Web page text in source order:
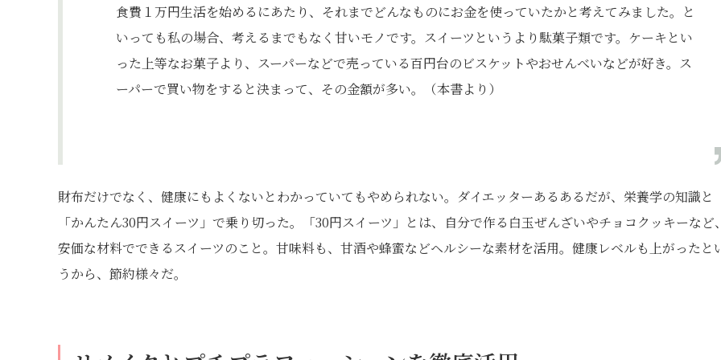
食費１万円生活を始めるにあたり、それまでどんなものにお金を使っていたかと考えてみました。と
いっても私の場合、考えるまでもなく甘いモノです。スイーツというより駄菓子類です。ケーキとい
った上等なお菓子より、スーパーなどで売っている百円台のビスケットやおせんべいなどが好き。ス
ーパーで買い物をすると決まって、その金額が多い。（本書より）
財布だけでなく、健康にもよくないとわかっていてもやめられない。ダイエッターあるあるだが、栄養学の知識と
「かんたん30円スイーツ」で乗り切った。「30円スイーツ」とは、自分で作る白玉ぜんざいやチョコクッキーなど
安価な材料でできるスイーツのこと。甘味料も、甘酒や蜂蜜などヘルシーな素材を活用。健康レベルも上がったと
うから、節約様々だ。